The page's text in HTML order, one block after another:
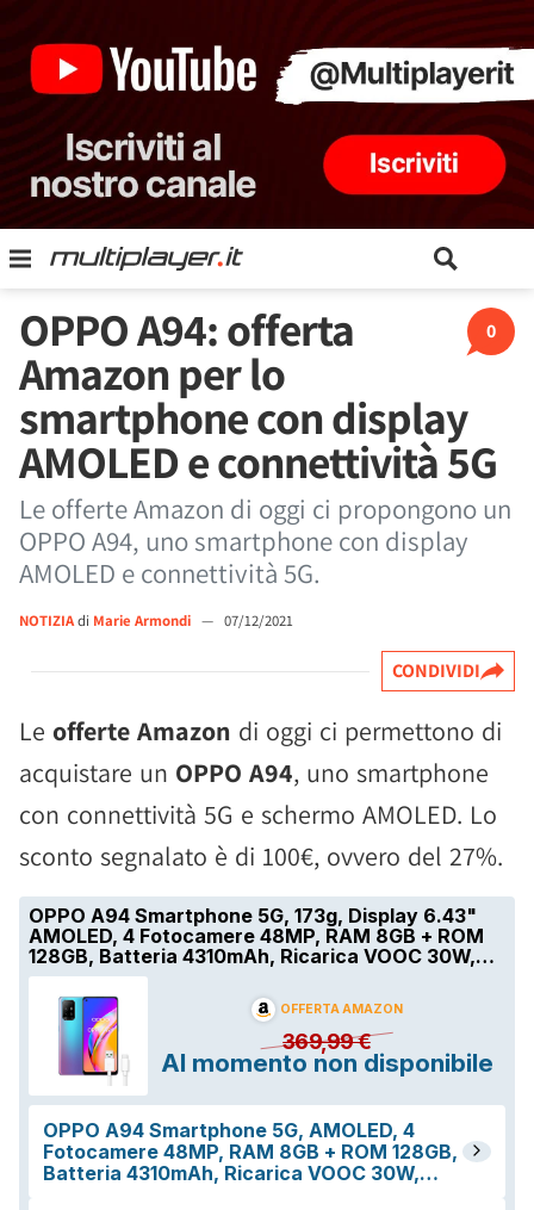
0
OPPO A94: offerta
Amazon per lo
smartphone con display
AMOLED e connettività 5G
Le offerte Amazon di oggi ci propongono un
OPPO A94, uno smartphone con display
AMOLED e connettività 5G.
NOTIZIAdi Marie Armondi — 07/12/2021
CONDIVIDI
Le offerte Amazon di oggi ci permettono di
acquistare un OPPO A94, uno smartphone
con connettività 5G e schermo AMOLED. Lo
sconto segnalato è di 100€, ovvero del 27%.